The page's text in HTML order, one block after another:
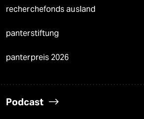
recherchefonds ausland
panterstiftung
panterpreis 2026
Podcast